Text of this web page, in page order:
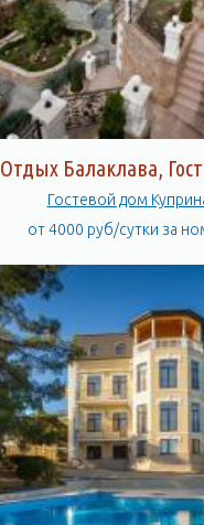
Отдых Балаклава,
Гостевой дом
от 4000 руб/сутки за